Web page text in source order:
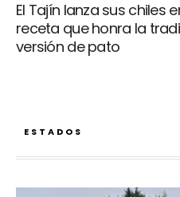
El Tajín lanza sus chiles
receta que honra la
versión de pato
ESTADOS